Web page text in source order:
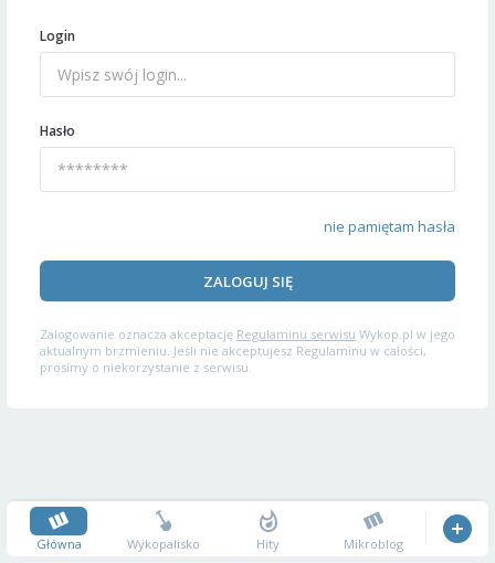
Login
Hasło
nie pamiętam hasła
ZALOGUJ SIĘ
Zalogowanie oznacza akceptację Regulaminu serwisu Wykop.pl w jego
aktualnym brzmieniu. Jeśli nie akceptujesz Regulaminu w całości,
prosimy o niekorzystanie z serwisu.
Główna Wykopalisko Hity Mikroblog